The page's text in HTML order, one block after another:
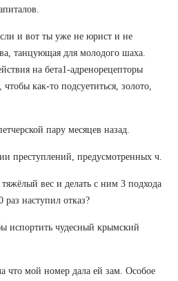
и вот ты уже не юрист и не
танцующая для молодого шаха.
на бета1-адренорецепторы
как-то подсуетиться, золото,
пару месяцев назад.
преступлений, предусмотренных ч.
вес и делать с ним 3 подхода
наступил отказ?
испортить чудесный крымский
что мой номер дала ей зам. Особое